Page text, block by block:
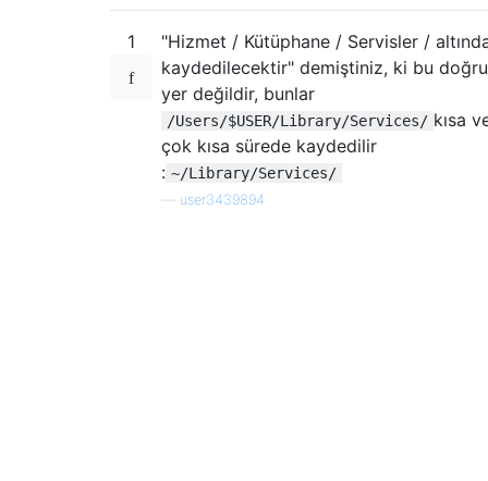
Set moveToFolder = Nothing
Set ns = Nothing
End Sub
1
"Hizmet / Kütüphane / Servisler /
kaydedilecektir" demiştiniz, ki bu doğru
yer değildir, bunlar
/Users/$USER/Library/Services/ kısa
çok kısa sürede kaydedilir
: ~/Library/Services/
user3439894